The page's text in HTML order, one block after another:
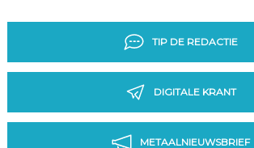
TIP DE REDACTIE
DIGITALE KRANT
METAALNIEUWSBRIEF